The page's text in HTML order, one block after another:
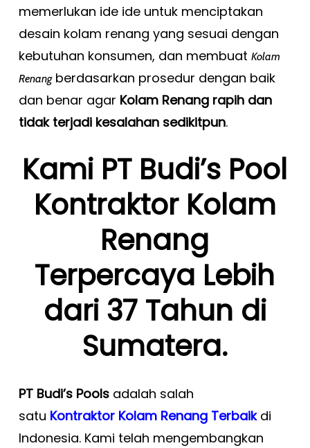
memerlukan ide ide untuk menciptakan
desain kolam renang yang sesuai dengan
kebutuhan konsumen, dan membuat Kolam
Renangberdasarkan prosedur dengan baik
dan benar agar Kolam Renang rapih dan
tidak terjadi kesalahan sedikitpun.
Kami PT Budi’s Pool
Kontraktor Kolam
Renang
Terpercaya Lebih
dari 37 Tahun di
Sumatera.
PT Budi’s Poolsadalah salah
satu Kontraktor Kolam Renang Terbaik di
Indonesia. Kami telah mengembangkan